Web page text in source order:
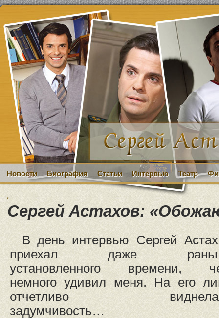
Новости Биография Статьи Интервью Театр
Сергей Астахов:
В день интервью Сергей
приехал даже
установленного времени,
немного удивил меня. На его
отчетливо
задумчивость…